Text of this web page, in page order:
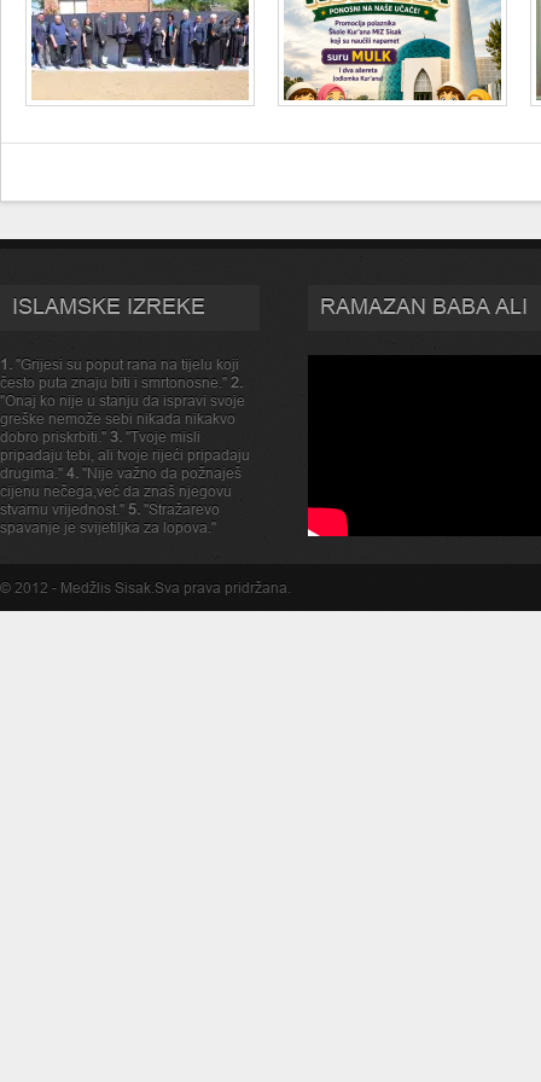
ISLAMSKE IZREKE
1. "Grijesi su poput rana na tijelu koji
često puta znaju biti i smrtonosne." 2.
"Onaj ko nije u stanju da ispravi svoje
greške nemože sebi nikada nikakvo
dobro priskrbiti." 3. "Tvoje misli
pripadaju tebi, ali tvoje rijeći pripadaju
drugima." 4. "Nije važno da požnaješ
cijenu nečega,već da znaš njegovu
stvarnu vrijednost." 5. "Stražarevo
spavanje je svijetiljka za lopova."
RAMAZAN BABA ALI
© 2012 - Medžlis Sisak.Sva prava pridržana.